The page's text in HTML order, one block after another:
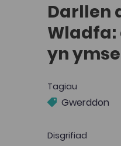
Darllen
Wladfa:
yn
Tagiau
Gwerddon
Disgrifiad